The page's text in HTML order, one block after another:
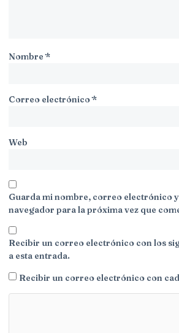
Nombre*
Correo electrónico*
Web
Guarda mi nombre, correo electrónico y
navegador para la próxima vez que
Recibir un correo electrónico con los
a esta entrada.
Recibir un correo electrónico con